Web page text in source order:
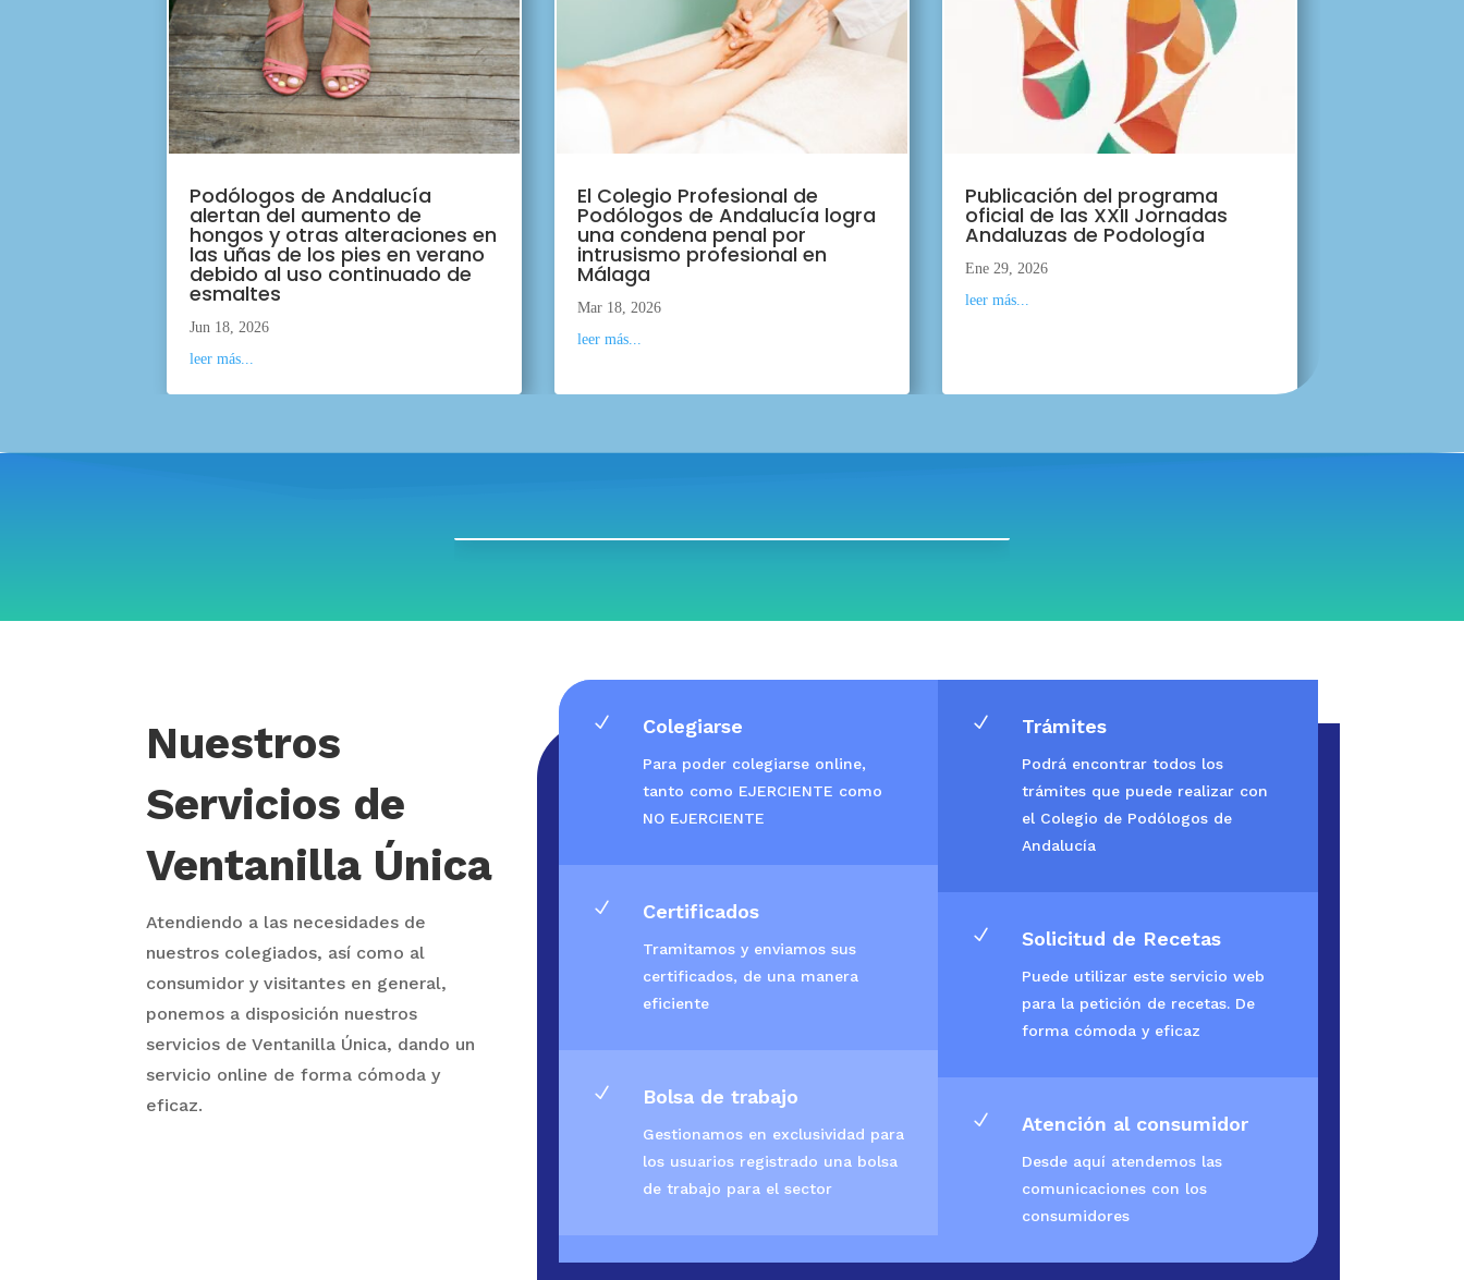
Podólogos de Andalucía
alertan del aumento de
hongos y otras alteraciones en
las uñas de los pies en verano
debido al uso continuado de
esmaltes
Jun 18, 2026
leer más...
El Colegio Profesional de
Podólogos de Andalucía logra
una condena penal por
intrusismo profesional en
Málaga
Mar 18, 2026
leer más...
Publicación del programa
oficial de las XXII Jornadas
Andaluzas de Podología
Ene 29, 2026
leer más...
Nuestros
Servicios de
Ventanilla Única
Atendiendo a las necesidades de
nuestros colegiados, así como al
consumidor y visitantes en general,
ponemos a disposición nuestros
servicios de Ventanilla Única, dando un
servicio online de forma cómoda y
eficaz.
N Colegiarse
Para poder colegiarse online,
tanto como EJERCIENTE como
NO EJERCIENTE
N Certificados
Tramitamos y enviamos sus
certificados, de una manera
eficiente
N Bolsa de trabajo
Gestionamos en exclusividad para
los usuarios registrado una bolsa
de trabajo para el sector
N Trámites
Podrá encontrar todos los
trámites que puede realizar con
el Colegio de Podólogos de
Andalucía
N Solicitud de Recetas
Puede utilizar este servicio web
para la petición de recetas. De
forma cómoda y eficaz
N Atención al consumidor
Desde aquí atendemos las
comunicaciones con los
consumidores